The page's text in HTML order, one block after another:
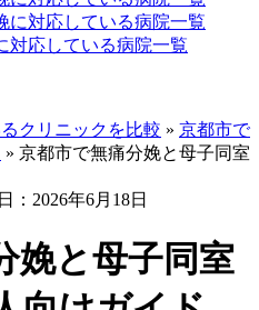
に対応している病院一覧
対応している病院一覧
クリニックを比較 » 京都市で
» 京都市で無痛分娩と母子同室
：2026年6月18日
娩と母子同室